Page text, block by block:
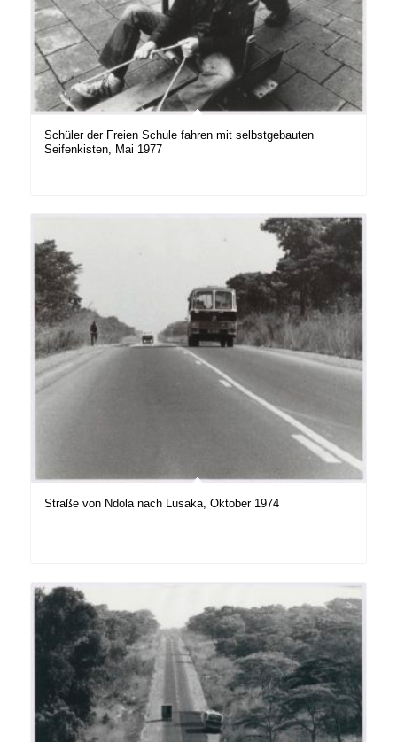
Schüler der Freien Schule fahren mit selbstgebauten
Seifenkisten, Mai 1977
Straße von Ndola nach Lusaka, Oktober 1974